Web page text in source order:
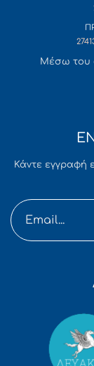
Mέσω του
Κάντε εγγραφή